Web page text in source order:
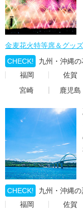
金麦花火特等席＆グッ
CHECK!
九州・沖縄
福岡
佐賀
宮崎
鹿児島
CHECK!
九州・沖縄
福岡
佐賀